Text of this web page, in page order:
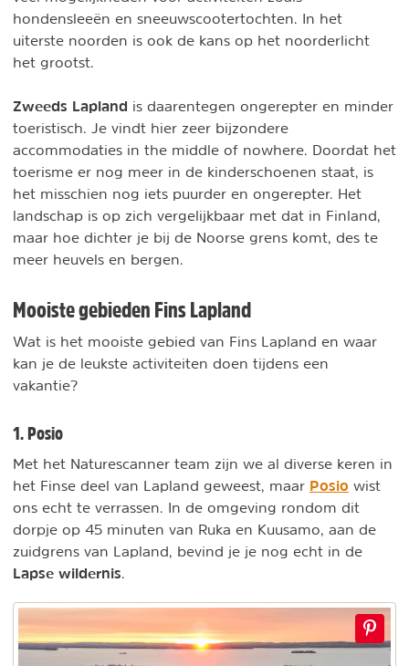
hondensleeën en sneeuwscootertochten. In het
uiterste noorden is ook de kans op het noorderlicht
het grootst.
Zweeds Lapland is daarentegen ongerepter en minder
toeristisch. Je vindt hier zeer bijzondere
accommodaties in the middle of nowhere. Doordat het
toerisme er nog meer in de kinderschoenen staat, is
het misschien nog iets puurder en ongerepter. Het
landschap is op zich vergelijkbaar met dat in Finland,
maar hoe dichter je bij de Noorse grens komt, des te
meer heuvels en bergen.
Mooiste gebieden Fins Lapland
Wat is het mooiste gebied van Fins Lapland en waar
kan je de leukste activiteiten doen tijdens een
vakantie?
1. Posio
Met het Naturescanner team zijn we al diverse keren in
het Finse deel van Lapland geweest, maar Posio wist
ons echt te verrassen. In de omgeving rondom dit
dorpje op 45 minuten van Ruka en Kuusamo, aan de
zuidgrens van Lapland, bevind je je nog echt in de
Lapse wildernis